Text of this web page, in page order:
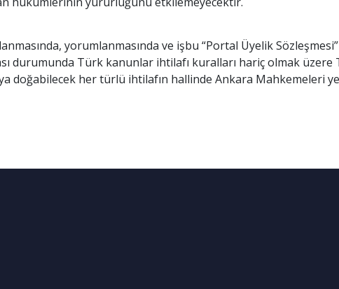
yorumlanmasında ve işbu “Portal Üyelik
durumunda Türk kanunlar ihtilafı kuralları hariç olmak
doğabilecek her türlü ihtilafın hallinde Ankara Mahkemeleri